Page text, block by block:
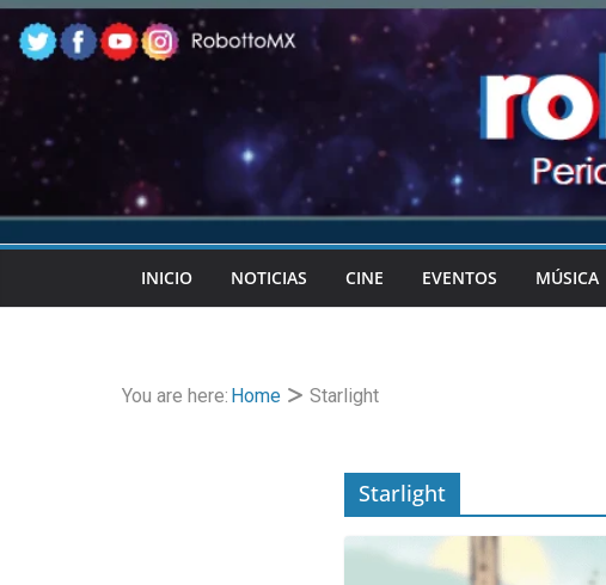
Skip
to
content
INICIO NOTICIAS CINE EVENTOS MÚSICA
You are here: Home Starlight
Starlight